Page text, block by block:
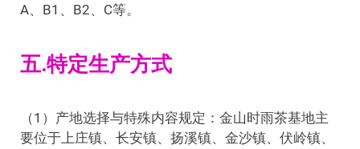
A、B1、B2、C等。
五.特定生产方式
（1）产地选择与特殊内容规定：金山时雨茶基地主
要位于上庄镇、长安镇、扬溪镇、金沙镇、伏岭镇、